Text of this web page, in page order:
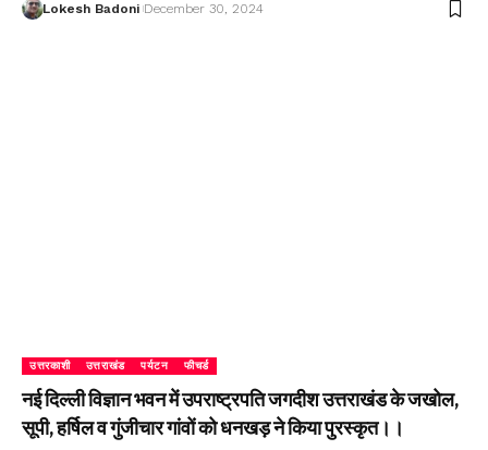
Lokesh Badoni December 30, 2024
उत्तरकाशी उत्तराखंड पर्यटन फीचर्ड
नई दिल्ली विज्ञान भवन में उपराष्ट्रपति जगदीश उत्तराखंड के जखोल,
सूपी, हर्षिल व गुंजीचार गांवों को धनखड़ ने किया पुरस्कृत।।